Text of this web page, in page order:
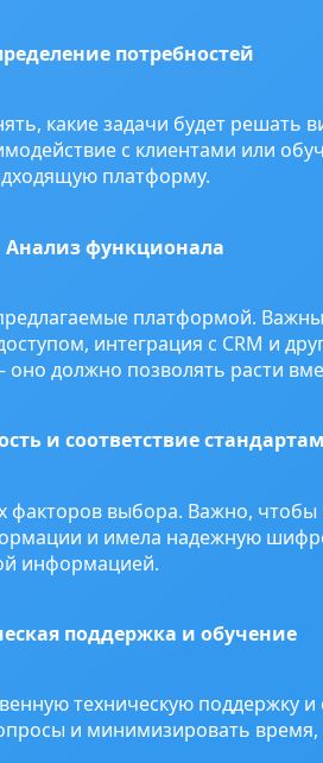
потребностей
какие задачи будет решать
с клиентами или
платформу.
Анализ функционала
платформой.
интеграция с CRM и
должно позволять расти
и соответствие стандартам
выбора. Важно, чтобы
и имела надежную
информацией.
поддержка и обучение
техническую поддержку
и минимизировать